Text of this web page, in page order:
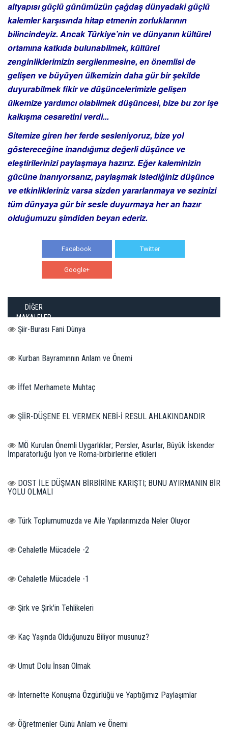
altyapısı güçlü günümüzün çağdaş dünyadaki güçlü
kalemler karşısında hitap etmenin zorluklarının
bilincindeyiz. Ancak Türkiye’nin ve dünyanın kültürel
ortamına katkıda bulunabilmek, kültürel
zenginliklerimizin sergilenmesine, en önemlisi de
gelişen ve büyüyen ülkemizin daha gür bir şekilde
duyurabilmek fikir ve düşüncelerimizle gelişen
ülkemize yardımcı olabilmek düşüncesi, bize bu zor işe
kalkışma cesaretini verdi...
Sitemize giren her ferde sesleniyoruz, bize yol
göstereceğine inandığımız değerli düşünce ve
eleştirilerinizi paylaşmaya hazırız. Eğer kaleminizin
gücüne inanıyorsanız, paylaşmak istediğiniz düşünce
ve etkinlikleriniz varsa sizden yararlanmaya ve sezinizi
tüm dünyaya gür bir sesle duyurmaya her an hazır
olduğumuzu şimdiden beyan ederiz.
Facebook Twitter
Google+
DİĞER
MAKALELER
Şiir-Burası Fani Dünya
Kurban Bayramınnın Anlam ve Önemi
İffet Merhamete Muhtaç
ŞİİR-DÜŞENE EL VERMEK NEBİ-İ RESUL AHLAKINDANDIR
MÖ Kurulan Önemli Uygarlıklar; Persler, Asurlar, Büyük İskender
İmparatorluğu İyon ve Roma-birbirlerine etkileri
DOST İLE DÜŞMAN BİRBİRİNE KARIŞTI; BUNU AYIRMANIN BİR
YOLU OLMALI
Türk Toplumumuzda ve Aile Yapılarımızda Neler Oluyor
Cehaletle Mücadele -2
Cehaletle Mücadele -1
Şirk ve Şirk'in Tehlikeleri
Kaç Yaşında Olduğunuzu Biliyor musunuz?
Umut Dolu İnsan Olmak
İnternette Konuşma Özgürlüğü ve Yaptığımız Paylaşımlar
Öğretmenler Günü Anlam ve Önemi